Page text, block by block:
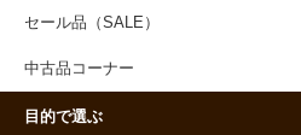
セール品（SALE）
中古品コーナー
目的で選ぶ